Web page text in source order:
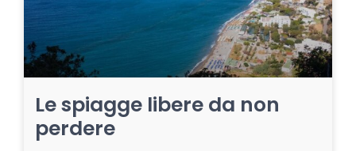
Le spiagge libere da non
perdere